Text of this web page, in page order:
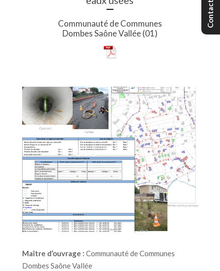
Communauté de Communes
Dombes Saône Vallée (01)
Maître d’ouvrage : Communauté de Communes
Dombes Saône Vallée
Contact